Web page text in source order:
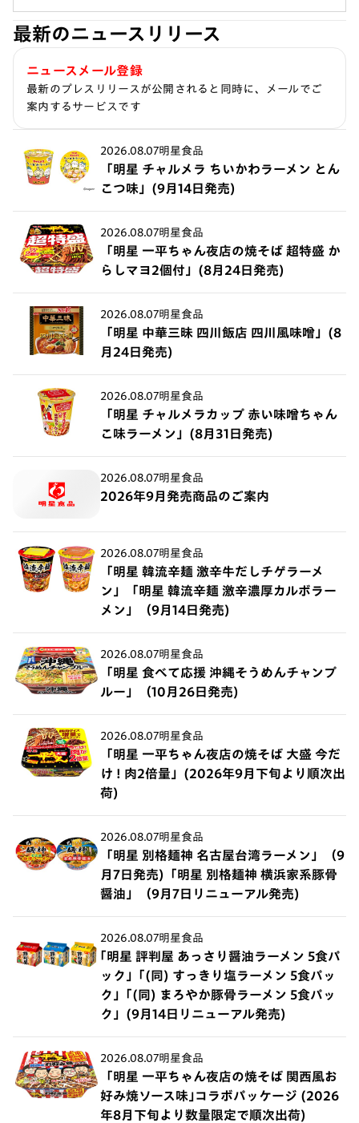
最新のニュースリリース
ニュースメール登録
最新のプレスリリースが公開されると同時に、メールでご
案内するサービスです
2026.08.07明星食品
「明星 チャルメラ ちいかわラーメン とん
こつ味」(9月14日発売)
2026.08.07明星食品
「明星 一平ちゃん夜店の焼そば 超特盛 か
らしマヨ2個付」(8月24日発売)
2026.08.07明星食品
「明星 中華三昧 四川飯店 四川風味噌」(8
月24日発売)
2026.08.07明星食品
「明星 チャルメラカップ 赤い味噌ちゃん
こ味ラーメン」(8月31日発売)
2026.08.07明星食品
2026年9月発売商品のご案内
2026.08.07明星食品
「明星 韓流辛麺 激辛牛だしチゲラーメ
ン」「明星 韓流辛麺 激辛濃厚カルボラー
メン」（9月14日発売)
2026.08.07明星食品
「明星 食べて応援 沖縄そうめんチャンプ
ルー」（10月26日発売)
2026.08.07明星食品
「明星 一平ちゃん夜店の焼そば 大盛 今だ
け ! 肉2倍量」(2026年9月下旬より順次出
荷)
2026.08.07明星食品
「明星 別格麺神 名古屋台湾ラーメン」（9
月7日発売)「明星 別格麺神 横浜家系豚骨
醤油」（9月7日リニューアル発売)
2026.08.07明星食品
｢明星 評判屋 あっさり醤油ラーメン 5食パ
ック」｢(同) すっきり塩ラーメン 5食パッ
ク」｢(同) まろやか豚骨ラーメン 5食パッ
ク」(9月14日リニューアル発売)
2026.08.07明星食品
「明星 一平ちゃん夜店の焼そば 関西風お
好み焼ソース味｣コラボパッケージ (2026
年8月下旬より数量限定で順次出荷)